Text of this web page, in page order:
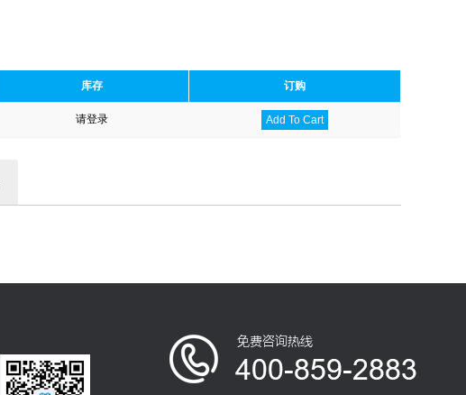
库存 订购
请登录 Add To Cart